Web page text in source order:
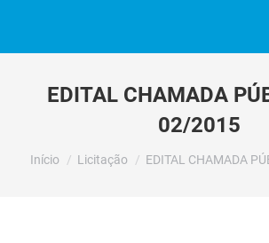
EDITAL CHAMADA
02/2015
Você está aqui:
Início Licitação EDITAL CHAMADA